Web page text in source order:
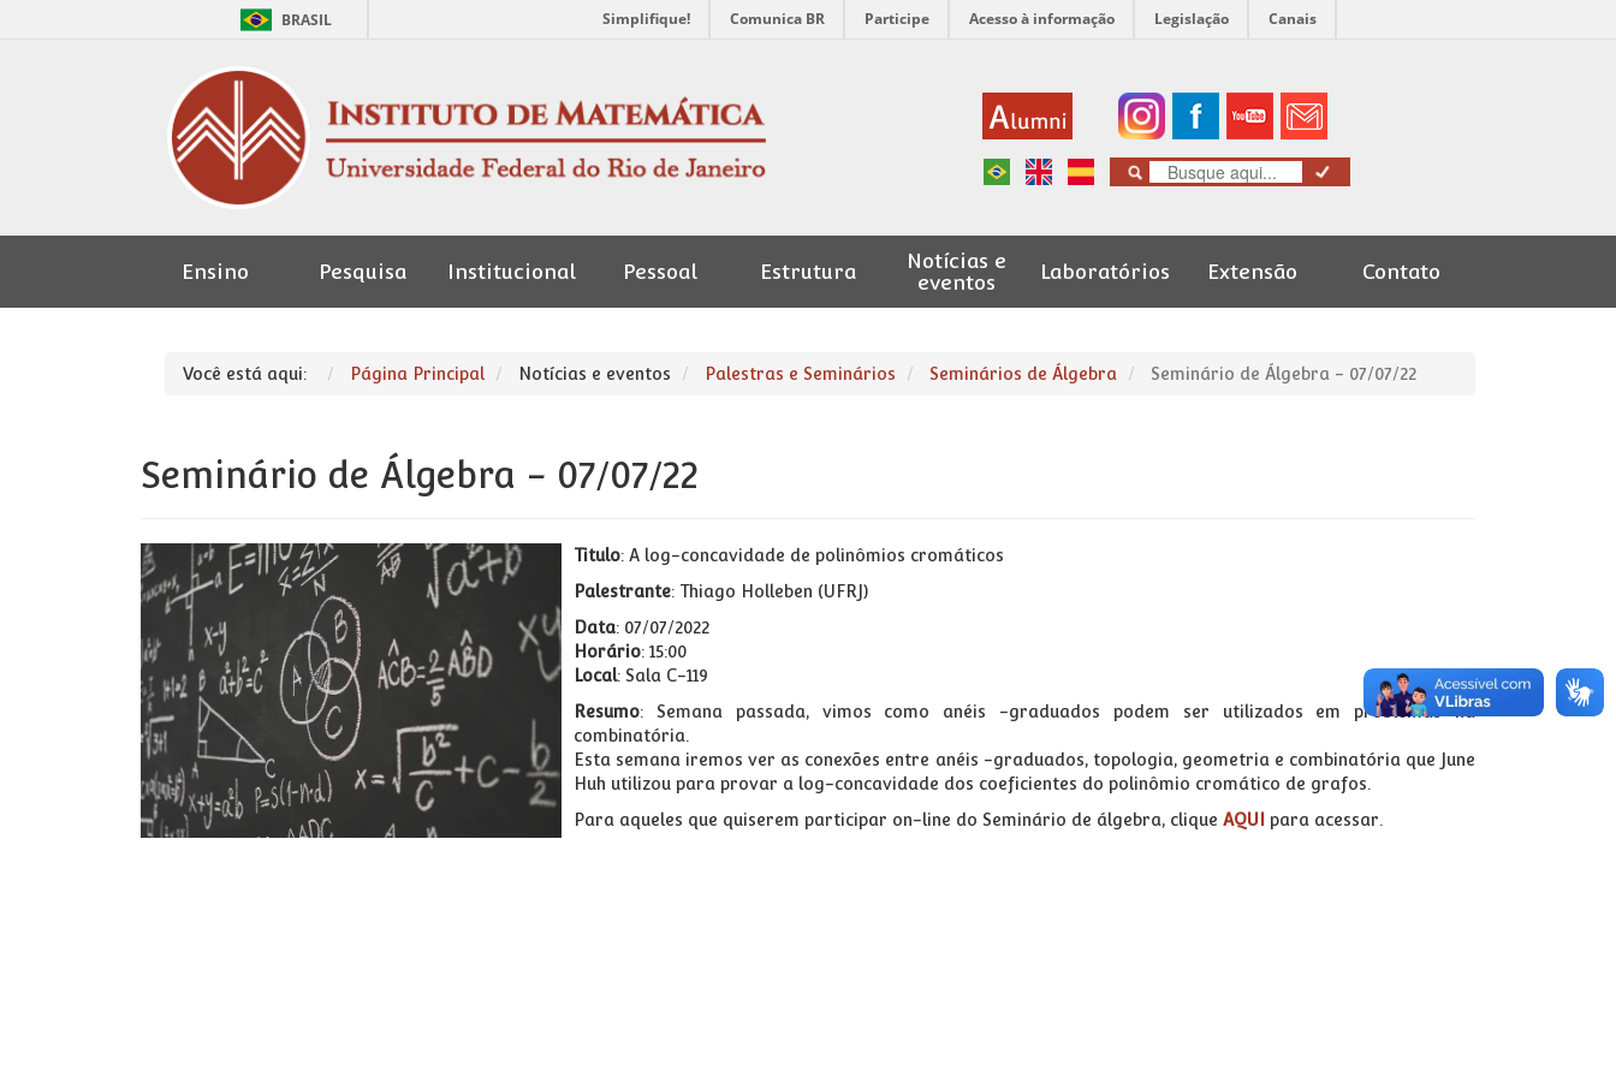
BRASIL Simplifique! Comunica BR Participe Acesso à informação Legislação Canais
Ensino Pesquisa Institucional Pessoal Estrutura
Notícias e
eventos
Laboratórios Extensão Contato
Você está aqui: Página Principal Notícias e eventos Palestras e Seminários Seminários de Álgebra Seminário de Álgebra - 07/07/22
Seminário de Álgebra - 07/07/22
Titulo: A log-concavidade de polinômios cromáticos
Palestrante: Thiago Holleben (UFRJ)
Data: 07/07/2022
Horário: 15:00
Local: Sala C-119
Resumo: Semana passada, vimos como anéis -graduados podem ser utilizados em problemas na
combinatória.
Esta semana iremos ver as conexões entre anéis -graduados, topologia, geometria e combinatória que June
Huh utilizou para provar a log-concavidade dos coeficientes do polinômio cromático de grafos.
Para aqueles que quiserem participar on-line do Seminário de álgebra, clique AQUI para acessar.